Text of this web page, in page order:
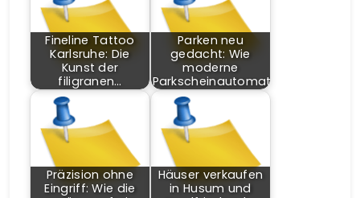
Fineline Tattoo
Karlsruhe: Die
Kunst der
filigranen…
Parken neu
gedacht: Wie
moderne
Parkscheinautomaten…
Präzision ohne
Eingriff: Wie die
Häuser verkaufen
in Husum und